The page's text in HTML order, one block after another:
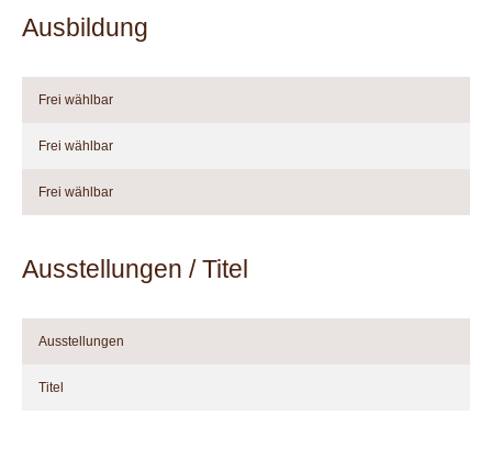
Ausbildung
Frei wählbar
Frei wählbar
Frei wählbar
Ausstellungen / Titel
Ausstellungen
Titel